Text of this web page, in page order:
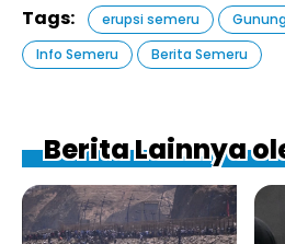
Tags: erupsi semeru
Info Semeru
Berita Semeru
Berita Lainnya